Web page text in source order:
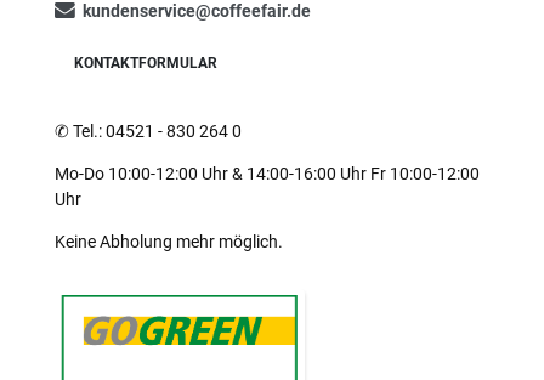
kundenservice@coffeefair.de
KONTAKTFORMULAR
✆Tel.: 04521 - 830 264 0
Mo-Do 10:00-12:00 Uhr & 14:00-16:00 Uhr Fr 10:00-12:00
Uhr
Keine Abholung mehr möglich.